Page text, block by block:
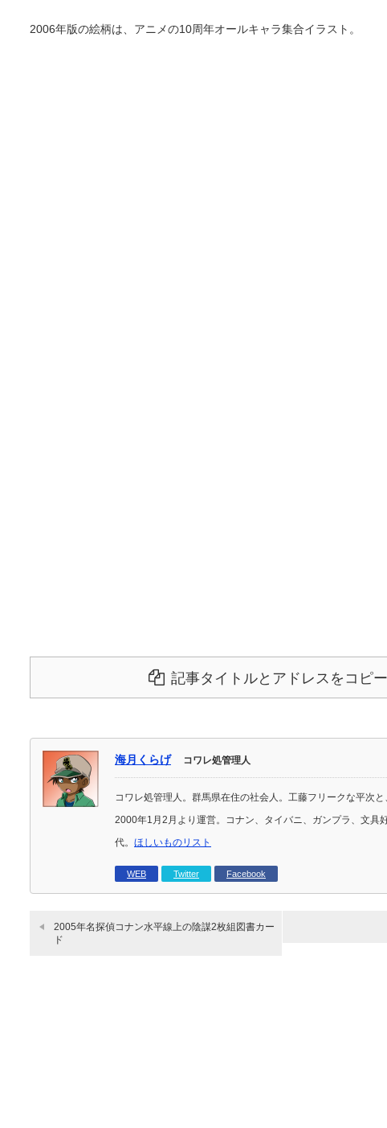
2006年版の絵柄は、アニメの10周年オールキャラ集合イラスト。
記事タイトルとアドレスをコピ
海月くらげ コワレ処管理人
コワレ処管理人。群馬県在住の社会人。工藤フリークな平次
2000年1月2月より運営。コナン、タイバニ、ガンプラ、文具
代。 ほしいものリスト
WEB Twitter Facebook
2005年名探偵コナン水平線上の陰謀2枚組図書カー
ド